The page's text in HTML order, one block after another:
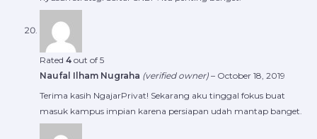
Rated 4 out of 5
Naufal Ilham Nugraha (verified owner) – October 18, 2019
Terima kasih NgajarPrivat! Sekarang aku tinggal fokus buat
masuk kampus impian karena persiapan udah mantap banget.